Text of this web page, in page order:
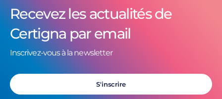
Recevez les actualités de
Certigna par email
Inscrivez-vous à la newsletter
S'inscrire